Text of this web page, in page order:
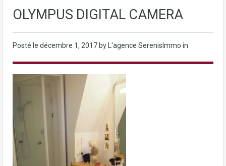
OLYMPUS DIGITAL CAMERA
Posté le décembre 1, 2017 by L'agence SerenisImmo in